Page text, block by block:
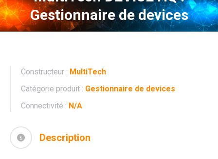
Gestionnaire de devices
Constructeur : MultiTech
Catégorie produit : Gestionnaire de devices
Connectivité : N/A
Description